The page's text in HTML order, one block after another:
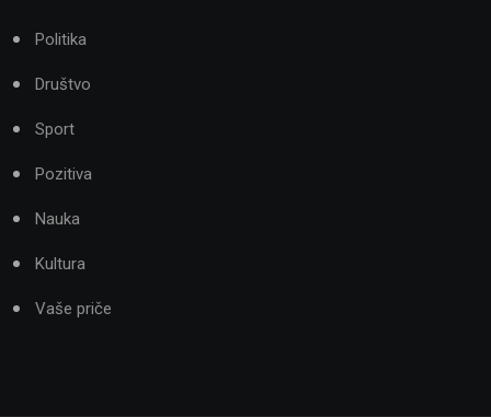
Politika
Društvo
Sport
Pozitiva
Nauka
Kultura
Vaše priče